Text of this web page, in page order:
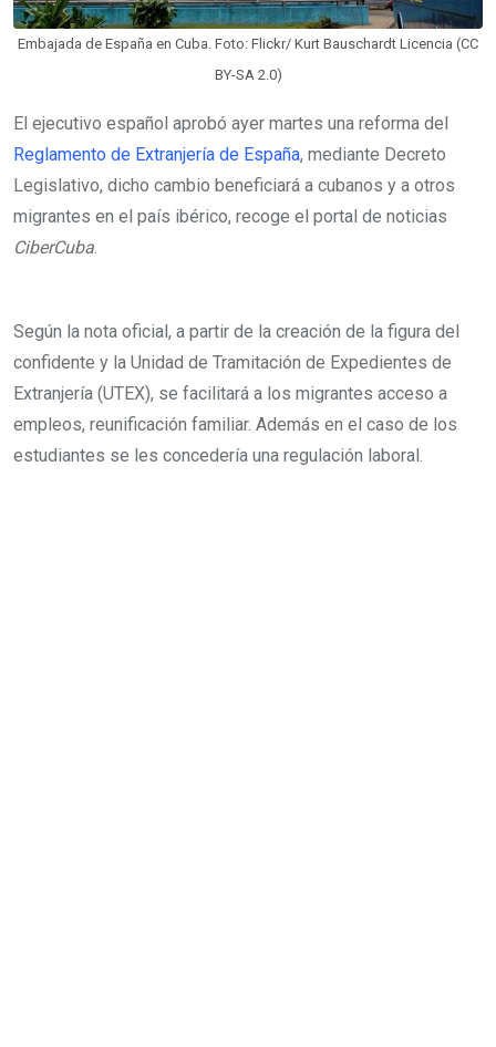
l
Embajada de España en Cuba. Foto: Flickr/ Kurt Bauschardt Licencia (CC
BY-SA 2.0)
El ejecutivo español aprobó ayer martes una reforma del
Reglamento de Extranjería de España, mediante Decreto
Legislativo, dicho cambio beneficiará a cubanos y a otros
migrantes en el país ibérico, recoge el portal de noticias
CiberCuba.
Según la nota oficial, a partir de la creación de la figura del
confidente y la Unidad de Tramitación de Expedientes de
Extranjería (UTEX), se facilitará a los migrantes acceso a
empleos, reunificación familiar. Además en el caso de los
estudiantes se les concedería una regulación laboral.